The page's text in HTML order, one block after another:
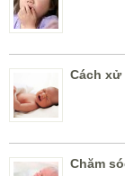
Cách
Chăm